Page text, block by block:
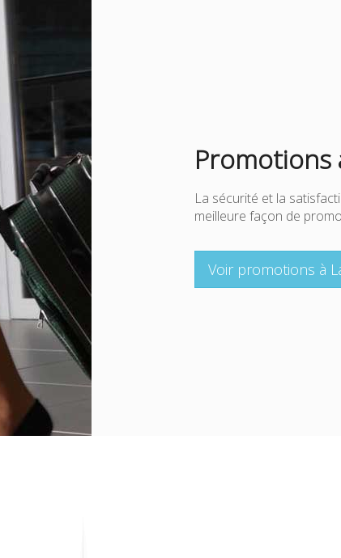
Promotions
La sécurité et la
meilleure façon de
Voir promotions à